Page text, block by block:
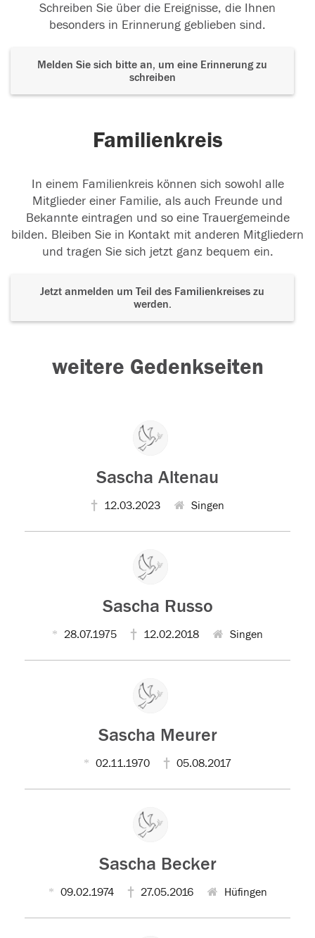
Schreiben Sie über die Ereignisse, die Ihnen
besonders in Erinnerung geblieben sind.
Melden Sie sich bitte an, um eine Erinnerung zu
schreiben
Familienkreis
In einem Familienkreis können sich sowohl alle
Mitglieder einer Familie, als auch Freunde und
Bekannte eintragen und so eine Trauergemeinde
bilden. Bleiben Sie in Kontakt mit anderen Mitgliedern
und tragen Sie sich jetzt ganz bequem ein.
Jetzt anmelden um Teil des Familienkreises zu
werden.
weitere Gedenkseiten
Sascha Altenau
12.03.2023 Singen
Sascha Russo
28.07.1975 12.02.2018 Singen
Sascha Meurer
02.11.1970 05.08.2017
Sascha Becker
09.02.1974 27.05.2016 Hüfingen